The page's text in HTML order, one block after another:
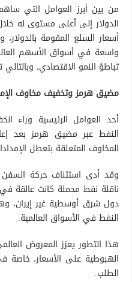
من بين أبرز العوامل التي
أسعار السلع المقومة
واسعة في أسواق الأسهم
تباطؤ النمو الاقتصادي،
مضيق هرمز وتخفيف مخاوف
أحد العوامل الرئيسية وراء
النفط عبر مضيق هرمز بعد
المخاوف المتعلقة بتعطل
ناقلة نفط محملة كانت عالقة
دول شرق أوسطية غير إيران،
النفط في الأسواق العالمية.
هذا التطور يعزز المعروض
الهبوطية على الأسعار،
الطلب.